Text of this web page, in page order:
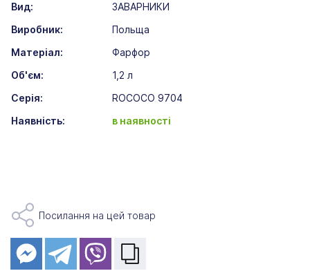
Вид:
ЗАВАРНИКИ
Виробник:
Польща
Матеріал:
Фарфор
Об'єм:
1,2 л
Серія:
ROCOCO 9704
Наявність:
в наявності
Посилання на цей товар